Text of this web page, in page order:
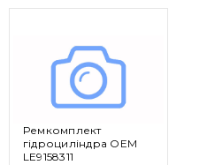
Ремкомплект
гідроциліндра OEM
LE9158311